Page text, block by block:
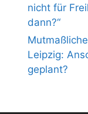
nicht für
dann?“
Leipzig:
geplant?